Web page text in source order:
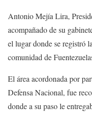
Antonio Mejía Lira,
acompañado de su
el lugar donde se registró
comunidad de
El área acordonada por
Defensa Nacional, fue
donde a su paso le